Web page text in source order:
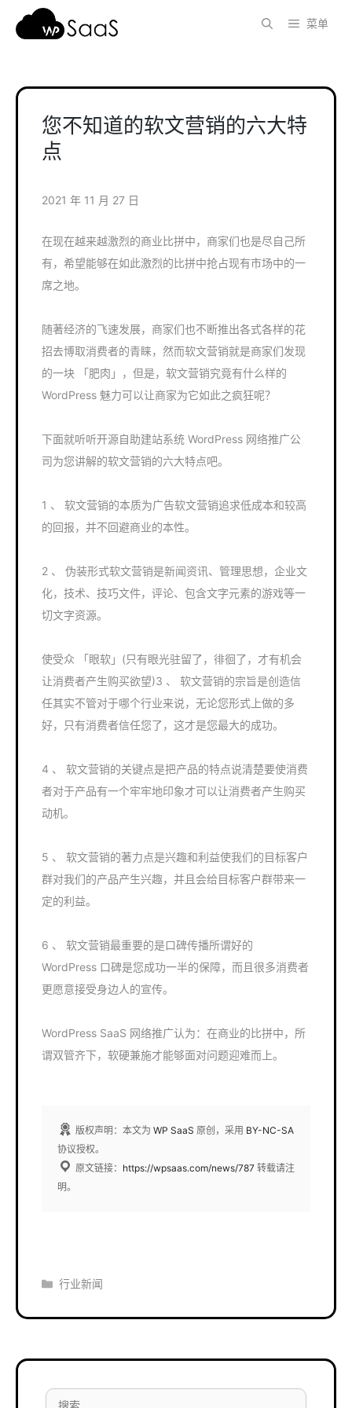
菜单
您不知道的软文营销的六大特
点
2021 年 11 月 27 日
在现在越来越激烈的商业比拼中，商家们也是尽自己所
有，希望能够在如此激烈的比拼中抢占现有市场中的一
席之地。
随著经济的飞速发展，商家们也不断推出各式各样的花
招去博取消费者的青睐，然而软文营销就是商家们发现
的一块 「肥肉」，但是，软文营销究竟有什么样的
WordPress 魅力可以让商家为它如此之疯狂呢？
下面就听听开源自助建站系统 WordPress 网络推广公
司为您讲解的软文营销的六大特点吧。
1 、 软文营销的本质为广告软文营销追求低成本和较高
的回报，并不回避商业的本性。
2 、 伪装形式软文营销是新闻资讯、管理思想，企业文
化，技术、技巧文件，评论、包含文字元素的游戏等一
切文字资源。
使受众 「眼软」(只有眼光驻留了，徘徊了，才有机会
让消费者产生购买欲望)3 、 软文营销的宗旨是创造信
任其实不管对于哪个行业来说，无论您形式上做的多
好，只有消费者信任您了，这才是您最大的成功。
4 、 软文营销的关键点是把产品的特点说清楚要使消费
者对于产品有一个牢牢地印象才可以让消费者产生购买
动机。
5 、 软文营销的著力点是兴趣和利益使我们的目标客户
群对我们的产品产生兴趣，并且会给目标客户群带来一
定的利益。
6 、 软文营销最重要的是口碑传播所谓好的
WordPress 口碑是您成功一半的保障，而且很多消费者
更愿意接受身边人的宣传。
WordPress SaaS 网络推广认为：在商业的比拼中，所
谓双管齐下，软硬兼施才能够面对问题迎难而上。
版权声明：本文为 WP SaaS 原创，采用 BY-NC-SA
协议授权。
原文链接： https://wpsaas.com/news/787 转载请注
明。
分
行业新闻
搜